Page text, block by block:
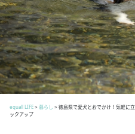
equall LIFE> 暮らし > 徳島県で愛犬とおでかけ！気軽に
ックアップ